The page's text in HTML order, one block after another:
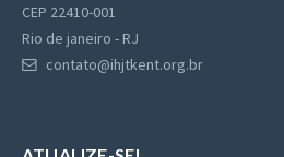
CEP 22410-001
Rio de janeiro - RJ
contato@ihjtkent.org.br